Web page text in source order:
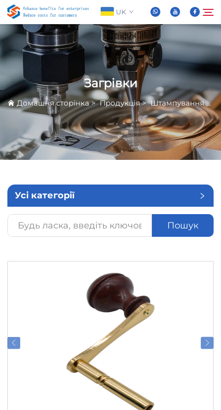
UK
Про Нас
Продукція
Новини
Часті запитання
Зв’язатися з нами
Пошук
Загрівки
Домашня сторінка>Продукція>Штампування Металу
Усі категорії
Пошук